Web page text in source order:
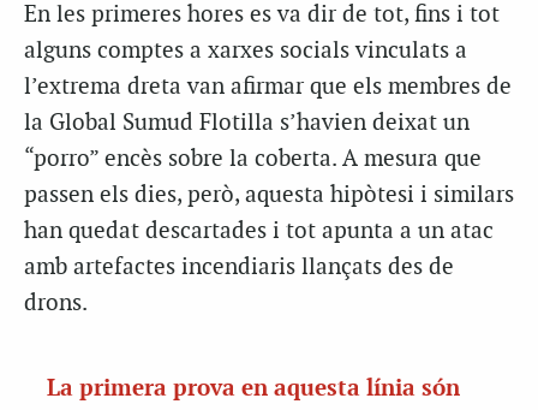
En les primeres hores es va dir de tot, fins i tot
alguns comptes a xarxes socials vinculats a
l’extrema dreta van afirmar que els membres de
la Global Sumud Flotilla s’havien deixat un
“porro” encès sobre la coberta. A mesura que
passen els dies, però, aquesta hipòtesi i similars
han quedat descartades i tot apunta a un atac
amb artefactes incendiaris llançats des de
drons.
La primera prova en aquesta línia són